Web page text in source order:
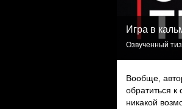
Игра в
Озвученный
Вообще,
обратиться
никакой